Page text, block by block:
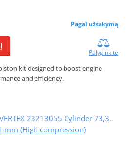
Pagal užsakymą
Palyginkite
kit designed to boost engine
and efficiency.
23213055 Cylinder 73,3,
mm (High compression)